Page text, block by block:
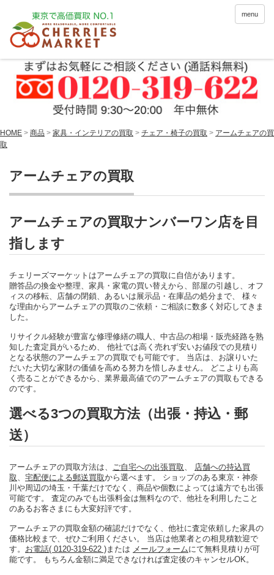
menu
HOME > 商品 > 家具・インテリアの買取 > チェア・椅子の買取 > アームチェアの買
取
アームチェアの買取
アームチェアの買取ナンバーワン店を目
指します
チェリーズマーケットはアームチェアの買取に自信があります。
贈答品の換金や整理、家具・家電の買い替えから、部屋の引越し、オフ
ィスの移転、店舗の閉鎖、あるいは展示品・在庫品の処分まで、 様々
な理由からアームチェアの買取のご依頼・ご相談に数多く対応してきま
した。
リサイクル経験が豊富な修理修繕の職人、中古品の相場・販売経路を熟
知した査定員がいるため、 他社では高く売れず安いお値段での見積り
となる状態のアームチェアの買取でも可能です。 当店は、お譲りいた
だいた大切な家財の価値を高める努力を惜しみません。 どこよりも高
く売ることができるから、業界最高値でのアームチェアの買取もできる
のです。
選べる3つの買取方法（出張・持込・郵
送）
アームチェアの買取方法は、 ご自宅への出張買取
店舗への持込買
取
宅配便による郵送買取から選べます。 ショップのある東京・神奈
川や周辺の埼玉・千葉だけでなく、商品や個数によっては遠方でも出張
可能です。 査定のみでも出張料金は無料なので、他社を利用したこと
のあるお客さまにも大変好評です。
アームチェアの買取金額の確認だけでなく、他社に査定依頼した家具の
価格比較まで、ぜひご利用ください。 当店は他業者との相見積歓迎で
す。 お電話( 0120-319-622 ) または メールフォームにて無料見積りが可
能です。 もちろん金額に満足できなければ査定後のキャンセルOK。